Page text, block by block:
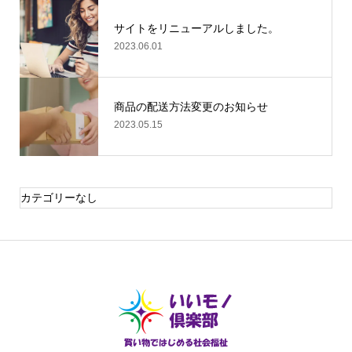
サイトをリニューアルしました。
2023.06.01
商品の配送方法変更のお知らせ
2023.05.15
カテゴリーなし